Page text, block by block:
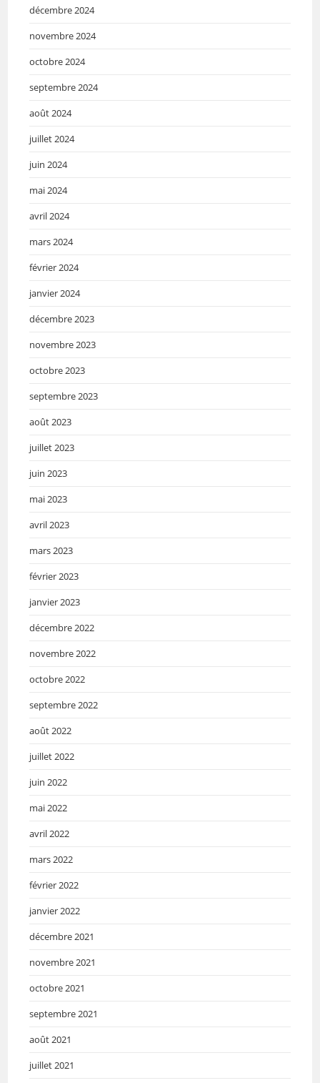
décembre 2024
novembre 2024
octobre 2024
septembre 2024
août 2024
juillet 2024
juin 2024
mai 2024
avril 2024
mars 2024
février 2024
janvier 2024
décembre 2023
novembre 2023
octobre 2023
septembre 2023
août 2023
juillet 2023
juin 2023
mai 2023
avril 2023
mars 2023
février 2023
janvier 2023
décembre 2022
novembre 2022
octobre 2022
septembre 2022
août 2022
juillet 2022
juin 2022
mai 2022
avril 2022
mars 2022
février 2022
janvier 2022
décembre 2021
novembre 2021
octobre 2021
septembre 2021
août 2021
juillet 2021